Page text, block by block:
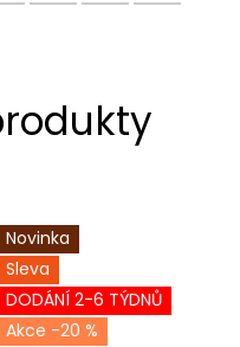
Novinka
Sleva
DODÁNÍ 2-6 TÝDNŮ
-20 %